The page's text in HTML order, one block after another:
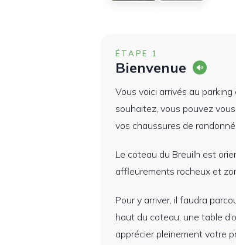
ÉTAPE 1
Bienvenue
Vous voici arrivés au
souhaitez, vous pouvez
vos chaussures de
Le coteau du Breuilh est
affleurements rocheux et
Pour y arriver, il faudra
haut du coteau, une table
apprécier pleinement votre